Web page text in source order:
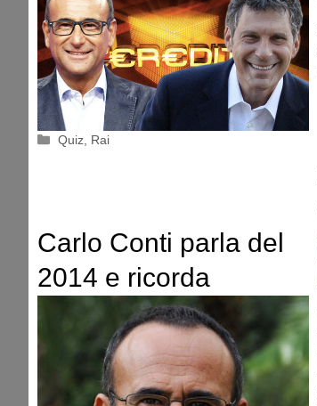
Categorie
Quiz Rai
Carlo Conti parla del
2014 e ricorda
l’anniversario tv per i
60 anni della Rai